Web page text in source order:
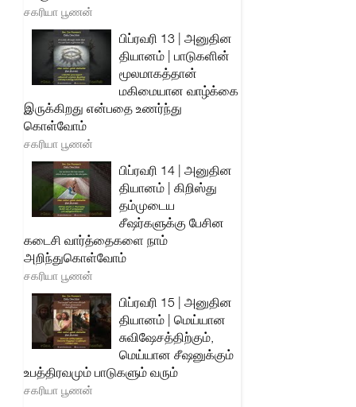
சகரியா பூணன்
பிப்ரவரி 13 | அனுதின
தியானம் | பாடுகளின்
மூலமாகத்தான்
மகிமையான வாழ்க்கை
இருக்கிறது என்பதை உணர்ந்து
கொள்வோம்
சகரியா பூணன்
பிப்ரவரி 14 | அனுதின
தியானம் | கிறிஸ்து
தம்முடைய
சீஷர்களுக்கு பேசின
கடைசி வார்த்தைகளை நாம்
அறிந்துகொள்வோம்
சகரியா பூணன்
பிப்ரவரி 15 | அனுதின
தியானம் | மெய்யான
சுவிஷேசத்திற்கும்,
மெய்யான சீஷனுக்கும்
உபத்திரவமும் பாடுகளும் வரும்
சகரியா பூணன்